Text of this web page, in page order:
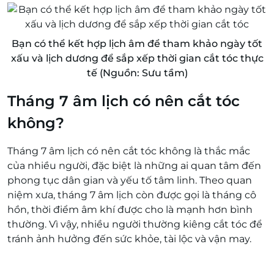
Bạn có thể kết hợp lịch âm để tham khảo ngày tốt
xấu và lịch dương để sắp xếp thời gian cắt tóc thực
tế (Nguồn: Sưu tầm)
Tháng 7 âm lịch có nên cắt tóc
không?
Tháng 7 âm lịch có nên cắt tóc không là thắc mắc
của nhiều người, đặc biệt là những ai quan tâm đến
phong tục dân gian và yếu tố tâm linh. Theo quan
niệm xưa, tháng 7 âm lịch còn được gọi là tháng cô
hồn, thời điểm âm khí được cho là mạnh hơn bình
thường. Vì vậy, nhiều người thường kiêng cắt tóc để
tránh ảnh hưởng đến sức khỏe, tài lộc và vận may.